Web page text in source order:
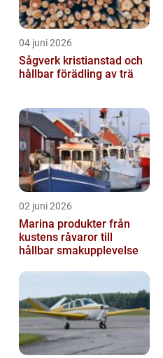
04 juni 2026
Sågverk kristianstad och
hållbar förädling av trä
02 juni 2026
Marina produkter från
kustens råvaror till
hållbar smakupplevelse